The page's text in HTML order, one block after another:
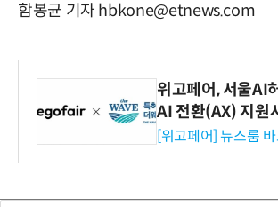
함봉균 기자 hbkone@etnews.com
위고페어, 서울AI
AI 전환(AX) 지원
시엄 선정
[위고페어] 뉴스룸